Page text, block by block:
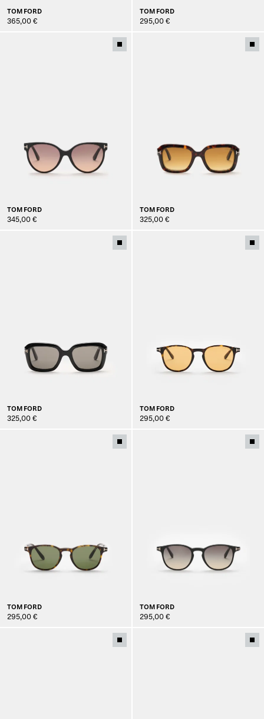
TOM FORD
365,00 €
TOM FORD
295,00 €
TOM FORD
345,00 €
TOM FORD
325,00 €
TOM FORD
325,00 €
TOM FORD
295,00 €
TOM FORD
295,00 €
TOM FORD
295,00 €